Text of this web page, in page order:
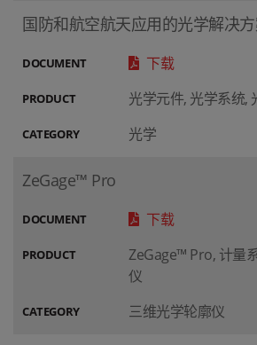
国防和航空航天应用的光学解决
DOCUMENT 下载
PRODUCT 光学元件, 光学系统,
CATEGORY 光学
ZeGage™ Pro
DOCUMENT 下载
PRODUCT
ZeGage™ Pro, 计量
仪
CATEGORY 三维光学轮廓仪